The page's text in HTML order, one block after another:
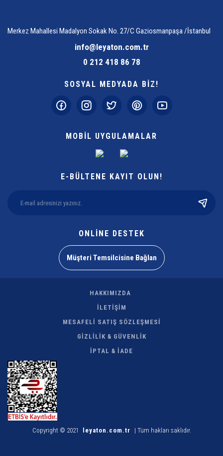
Merkez Mahallesi Madalyon Sokak No. 27/C Gaziosmanpaşa /İstanbul
info@leyaton.com.tr
0 212 418 86 78
SOSYAL MEDYADA BİZ!
MOBİL UYGULAMALAR
E-BÜLTENE KAYIT OLUN!
ONLİNE DESTEK
Müşteri Temsilcisine Bağlan
HAKKIMIZDA
İLETİŞİM
MESAFELİ SATIŞ SÖZLEŞMESİ
GİZLİLİK & GÜVENLİK
İPTAL & İADE
Copyright © 2021 leyaton.com.tr | Tüm hakları saklıdır.